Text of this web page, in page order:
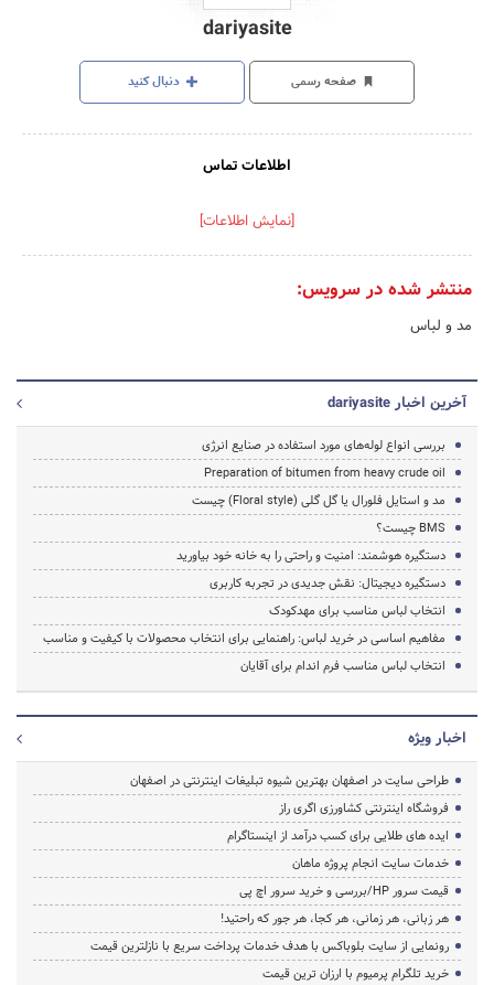
dariyasite
صفحه رسمی دنبال کنید
اطلاعات تماس
[نمایش اطلاعات]
منتشر شده در سرویس:
مد و لباس
آخرین اخبار dariyasite
بررسی انواع لوله‌های مورد استفاده در صنایع انرژی
Preparation of bitumen from heavy crude oil
مد و استایل فلورال یا گل گلی (Floral style) چیست
BMS چیست؟
دستگیره هوشمند: امنیت و راحتی را به خانه خود بیاورید
دستگیره دیجیتال: نقش جدیدی در تجربه کاربری
انتخاب لباس مناسب برای مهدکودک
مفاهیم اساسی در خرید لباس: راهنمایی برای انتخاب محصولات با کیفیت و مناسب
انتخاب لباس مناسب فرم اندام برای آقایان
اخبار ویژه
طراحی سایت در اصفهان بهترین شیوه تبلیغات اینترنتی در اصفهان
فروشگاه اینترنتی کشاورزی اگری راز
ایده های طلایی برای کسب درآمد از اینستاگرام
خدمات سایت انجام پروژه ماهان
قیمت سرور HP/بررسی و خرید سرور اچ پی
هر زبانی، هر زمانی، هر کجا، هر جور که راحتید!
رونمایی از سایت بلوباکس با هدف خدمات پرداخت سریع با نازلترین قیمت
خرید تلگرام پرمیوم با ارزان ترین قیمت